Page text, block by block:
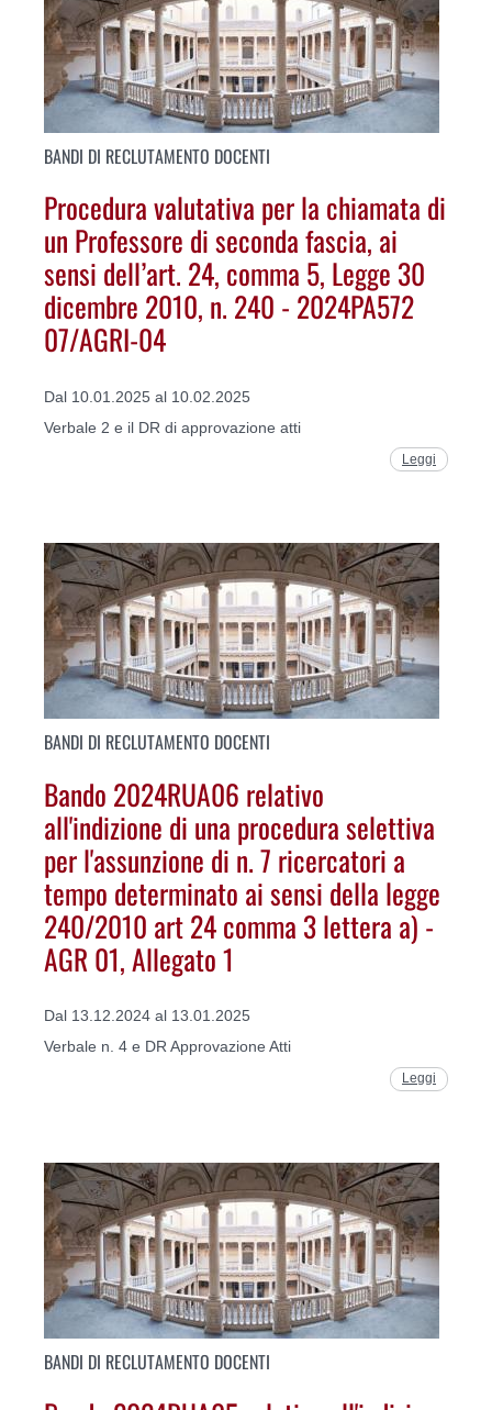
BANDI DI RECLUTAMENTO DOCENTI
Procedura valutativa per la chiamata di
un Professore di seconda fascia, ai
sensi dell’art. 24, comma 5, Legge 30
dicembre 2010, n. 240 - 2024PA572
07/AGRI-04
Dal 10.01.2025 al 10.02.2025
Verbale 2 e il DR di approvazione atti
Leggi
BANDI DI RECLUTAMENTO DOCENTI
Bando 2024RUA06 relativo
all'indizione di una procedura selettiva
per l'assunzione di n. 7 ricercatori a
tempo determinato ai sensi della legge
240/2010 art 24 comma 3 lettera a) -
AGR 01, Allegato 1
Dal 13.12.2024 al 13.01.2025
Verbale n. 4 e DR Approvazione Atti
Leggi
BANDI DI RECLUTAMENTO DOCENTI